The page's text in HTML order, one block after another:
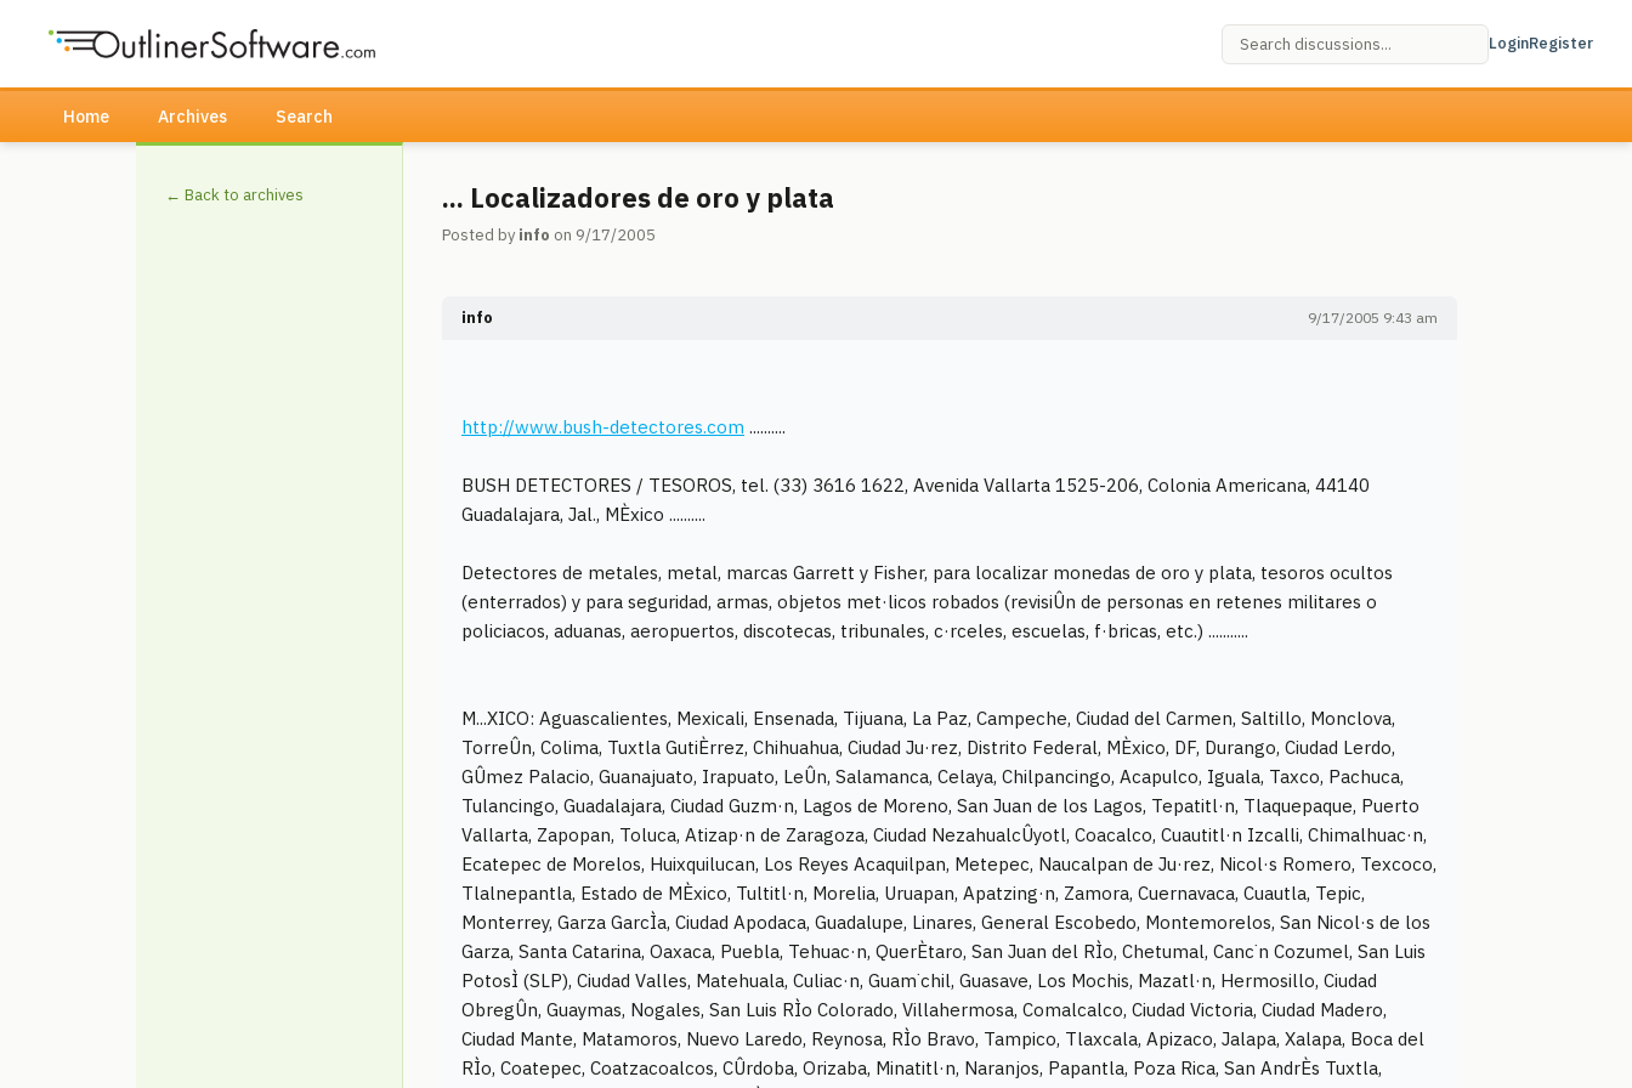
LoginRegister
Home Archives Search
← Back to archives ... Localizadores de oro y plata
Posted by info on 9/17/2005
info 9/17/2005 9:43 am
http://www.bush-detectores.com ..........
BUSH DETECTORES / TESOROS, tel. (33) 3616 1622, Avenida Vallarta 1525-206, Colonia Americana, 44140
Guadalajara, Jal., MÈxico ..........
Detectores de metales, metal, marcas Garrett y Fisher, para localizar monedas de oro y plata, tesoros ocultos
(enterrados) y para seguridad, armas, objetos met·licos robados (revisiÛn de personas en retenes militares o
policiacos, aduanas, aeropuertos, discotecas, tribunales, c·rceles, escuelas, f·bricas, etc.) ...........
M...XICO: Aguascalientes, Mexicali, Ensenada, Tijuana, La Paz, Campeche, Ciudad del Carmen, Saltillo, Monclova,
TorreÛn, Colima, Tuxtla GutiÈrrez, Chihuahua, Ciudad Ju·rez, Distrito Federal, MÈxico, DF, Durango, Ciudad Lerdo,
GÛmez Palacio, Guanajuato, Irapuato, LeÛn, Salamanca, Celaya, Chilpancingo, Acapulco, Iguala, Taxco, Pachuca,
Tulancingo, Guadalajara, Ciudad Guzm·n, Lagos de Moreno, San Juan de los Lagos, Tepatitl·n, Tlaquepaque, Puerto
Vallarta, Zapopan, Toluca, Atizap·n de Zaragoza, Ciudad NezahualcÛyotl, Coacalco, Cuautitl·n Izcalli, Chimalhuac·n,
Ecatepec de Morelos, Huixquilucan, Los Reyes Acaquilpan, Metepec, Naucalpan de Ju·rez, Nicol·s Romero, Texcoco,
Tlalnepantla, Estado de MÈxico, Tultitl·n, Morelia, Uruapan, Apatzing·n, Zamora, Cuernavaca, Cuautla, Tepic,
Monterrey, Garza GarcÌa, Ciudad Apodaca, Guadalupe, Linares, General Escobedo, Montemorelos, San Nicol·s de los
Garza, Santa Catarina, Oaxaca, Puebla, Tehuac·n, QuerÈtaro, San Juan del RÌo, Chetumal, Canc˙n Cozumel, San Luis
PotosÌ (SLP), Ciudad Valles, Matehuala, Culiac·n, Guam˙chil, Guasave, Los Mochis, Mazatl·n, Hermosillo, Ciudad
ObregÛn, Guaymas, Nogales, San Luis RÌo Colorado, Villahermosa, Comalcalco, Ciudad Victoria, Ciudad Madero,
Ciudad Mante, Matamoros, Nuevo Laredo, Reynosa, RÌo Bravo, Tampico, Tlaxcala, Apizaco, Jalapa, Xalapa, Boca del
RÌo, Coatepec, Coatzacoalcos, CÛrdoba, Orizaba, Minatitl·n, Naranjos, Papantla, Poza Rica, San AndrÈs Tuxtla,